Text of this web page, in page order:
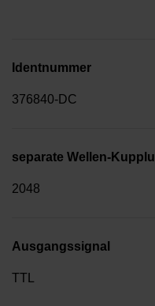
Identnummer
376840-DC
separate Wellen-
2048
Ausgangssignal
TTL